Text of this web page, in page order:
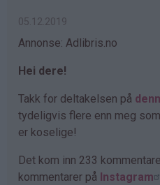
05.12.2019
Annonse: Adlibris.no
Hei dere!
Takk for deltakelsen på
tydeligvis flere enn meg
er koselige!
Det kom inn 233
kommentarer på Instagram